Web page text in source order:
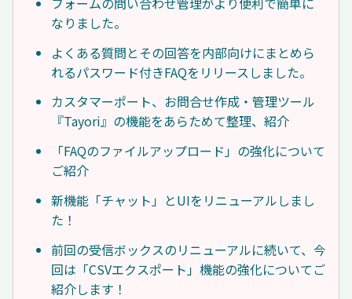
なりました。
よくある質問とその回答を内部向けにまとめら
れるパスワード付きFAQをリリースしました。
カスタマーポート、お問合せ作成・管理ツール
『Tayori』の機能をあらためて整理、紹介
「FAQのファイルアップロード」の強化について
ご紹介
新機能「チャット」とUIをリニューアルしまし
た！
前回の受信ボックスのリニューアルに続いて、今
回は「CSVエクスポート」機能の強化についてご
紹介します！